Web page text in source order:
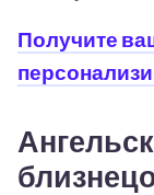
Получите